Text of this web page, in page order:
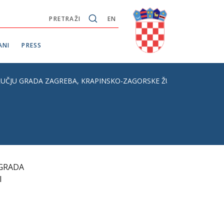
EN
PRETRAŽI
PRESS
GRADA ZAGREBA, KRAPINSKO-ZAGORSKE ŽUPANIJE,